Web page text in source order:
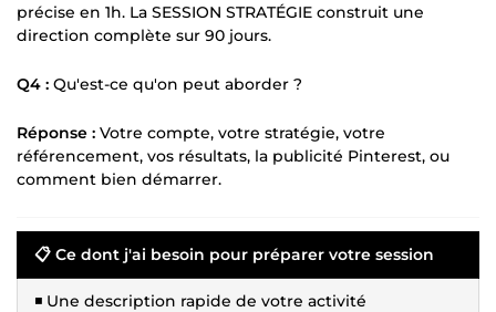
précise en 1h. La SESSION STRATÉGIE construit une
direction complète sur 90 jours.
Q4 : Qu'est-ce qu'on peut aborder ?
Réponse : Votre compte, votre stratégie, votre
référencement, vos résultats, la publicité Pinterest, ou
comment bien démarrer.
📋 Ce dont j'ai besoin pour préparer votre session
◾ Une description rapide de votre activité